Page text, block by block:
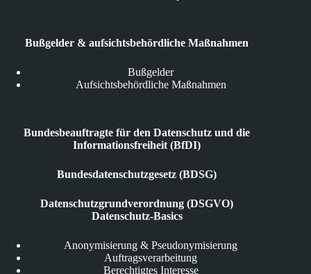
Bußgelder & aufsichtsbehördliche Maßnahmen
Bußgelder
Aufsichtsbehördliche Maßnahmen
Bundesbeauftragte für den Datenschutz und die
Informationsfreiheit (BfDI)
Bundesdatenschutzgesetz (BDSG)
Datenschutzgrundverordnung (DSGVO)
Datenschutz-Basics
Anonymisierung & Pseudonymisierung
Auftragsverarbeitung
Berechtigtes Interesse